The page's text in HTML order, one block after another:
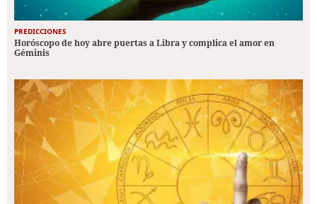
PREDICCIONES
Horóscopo de hoy abre puertas a Libra y complica el amor en
Géminis